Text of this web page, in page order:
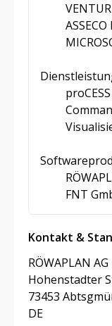
ASSECO
proCESS
FNT
Kontakt &
RÖWAPLAN AG
Hohenstadter
73453
DE